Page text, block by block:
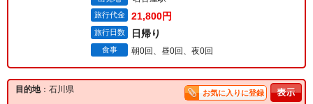
旅行代金 21,800円
旅行日数 日帰り
食事 朝0回、昼0回、夜0回
目的地：石川県 お気に入りに登録